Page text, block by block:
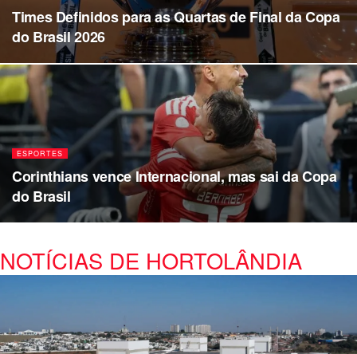
Times Definidos para as Quartas de Final da Copa
do Brasil 2026
ESPORTES
Corinthians vence Internacional, mas sai da Copa
do Brasil
NOTÍCIAS DE HORTOLÂNDIA